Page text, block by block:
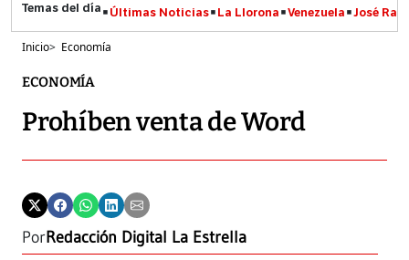
Últimas Noticias La Llorona Venezuela José
Inicio> Economía
ECONOMÍA
Prohíben venta de Word
PorRedacción Digital La Estrella